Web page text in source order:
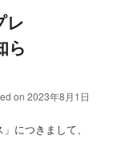
レ
ら
on 2023年8月1日
につきまして、